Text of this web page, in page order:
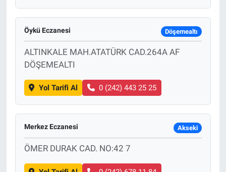
Öykü Eczanesi Döşemealtı
ALTINKALE MAH.ATATÜRK CAD.264A AF
DÖŞEMEALTI
Yol Tarifi Al 0 (242) 443 25 25
Merkez Eczanesi Akseki
ÖMER DURAK CAD. NO:42 7